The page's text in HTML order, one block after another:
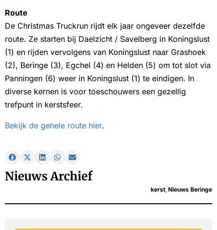
Route
De Christmas Truckrun rijdt elk jaar ongeveer dezelfde
route. Ze starten bij Daelzicht / Savelberg in Koningslust
(1) en rijden vervolgens van Koningslust naar Grashoek
(2), Beringe (3), Egchel (4) en Helden (5) om tot slot via
Panningen (6) weer in Koningslust (1) te eindigen. In
diverse kernen is voor toeschouwers een gezellig
trefpunt in kerstsfeer.
Bekijk de gehele route hier.
Nieuws Archief
kerst Nieuws Beringe